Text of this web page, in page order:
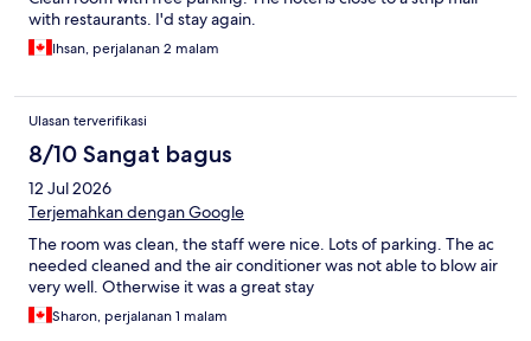
with restaurants. I'd stay again.
Ihsan, perjalanan 2 malam
Ulasan terverifikasi
8/10 Sangat bagus
12 Jul 2026
Terjemahkan dengan Google
The room was clean, the staff were nice. Lots of parking. The ac
needed cleaned and the air conditioner was not able to blow air
very well. Otherwise it was a great stay
Sharon, perjalanan 1 malam